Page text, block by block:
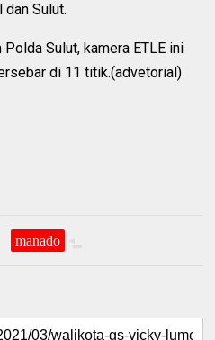
dan Sulut.
Sulut, kamera ETLE ini
di 11 titik.(advetorial)
manado